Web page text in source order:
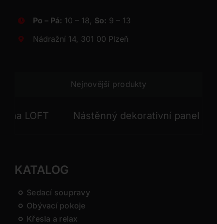
Po – Pá: 10 – 18, So: 9 – 13
Nádražní 14, 301 00 Plzeň
Nejnovější produkty
LOFT Nástěnný dekorativní panel GONG
KATALOG
Sedací soupravy
Obývací pokoje
Křesla a relax